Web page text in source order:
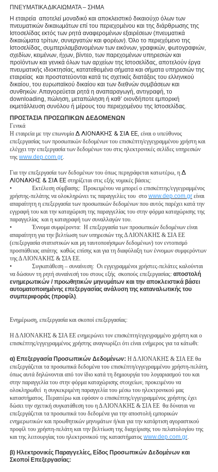
ΠΝΕΥΜΑΤΙΚΑ ΔΙΚΑΙΩΜΑΤΑ – ΣΗΜΑ
Η εταιρεία αποτελεί μοναδικό και αποκλειστικό δικαιούχο όλων των
πνευματικών δικαιωμάτων επί του περιεχομένου και της διάρθρωσης της
Ιστοσελίδας εκτός των ρητά αναφερομένων εξαιρέσεων (πνευματικά
δικαιώματα τρίτων, συνεργατών και φορέων). Όλο το περιεχόμενο της
Ιστοσελίδας, συμπεριλαμβανομένων των εικόνων, γραφικών, φωτογραφιών,
σχεδίων, κειμένων, ήχων, βίντεο, των παρεχομένων υπηρεσιών και
προϊόντων και γενικά όλων των αρχείων της Ιστοσελίδας, αποτελούν έργα
πνευματικής ιδιοκτησίας, κατατεθειμένα σήματα και σήματα υπηρεσιών της
εταιρείας και προστατεύονται κατά τις σχετικές διατάξεις του ελληνικού
δικαίου, του ευρωπαϊκού δικαίου και των διεθνών συμβάσεων και
συνθηκών. Απαγορεύεται ρητά η αναπαραγωγή, αντιγραφή, το
downloading, πώληση, μεταπώληση ή καθ’ οιονδήποτε εμπορική
εκμετάλλευση συνόλου ή μέρους του περιεχομένου της Ιστοσελίδας.
ΠΡΟΣΤΑΣΙΑ ΠΡΟΣΩΠΙΚΩΝ ΔΕΔΟΜΕΝΩΝ
Γενικά
H εταιρεία με την επωνυμία Δ ΛΙΟΝΑΚΗΣ & ΣΙΑ ΕΕ , είναι ο υπεύθυνος
επεξεργασίας των προσωπικών δεδομένων του επισκέπτη/εγγεγραμμένου χρήστη και
ελέγχει την επεξεργασία των δεδομένων του στις ηλεκτρονικές σελίδες υπηρεσιών
της www.dep.com.gr
Για την επεξεργασία των δεδομένων του όπως περιγράφεται κατωτέρω, η Δ
ΛΙΟΝΑΚΗΣ & ΣΙΑ ΕΕ στηρίζεται στις εξής νομικές βάσεις:
•
Εκτέλεση σύμβασης: Προκειμένου να μπορεί ο επισκέπτης/εγγεγραμμένος
χρήστης-πελάτης να ολοκληρώνει τις παραγγελίες του στο www.dep.com.gr είναι
απαραίτητη η επεξεργασία των προσωπικών δεδομένων που αυτός παρέχει κατά την
εγγραφή του και την καταχώριση της παραγγελίας του στην φόρμα καταχώρισης της
παραγγελίας και η καταγραφή των συναλλαγών του.
•
Έννομα συμφέροντα: Η επεξεργασία των προσωπικών δεδομένων είναι
απαραίτητη για την βελτίωση των υπηρεσιών της Δ ΛΙΟΝΑΚΗΣ & ΣΙΑ ΕΕ
(επεξεργασία στατιστικών και μη ταυτοποιήσιμων δεδομένων) τον εντοπισμό
προσπάθειας απάτης καθώς επίσης και για τη διαφύλαξη των έννομων συμφερόντων
της Δ ΛΙΟΝΑΚΗΣ & ΣΙΑ ΕΕ.
•
Συγκατάθεση – συναίνεση: Οι εγγεγραμμένοι χρήστες-πελάτες καλούνται
να δώσουν τη ρητή συναίνεσή του στους εξής σκοπούς επεξεργασίας: αποστολή
ενημερωτικών / προωθητικών μηνυμάτων και την αποκλειστικά βάσει
αυτοματοποιημένης επεξεργασίας ανάλυση της καταναλωτικής του
συμπεριφοράς (προφίλ)
Ενημέρωση, επεξεργασία και σκοποί επεξεργασίας:
Η Δ ΛΙΟΝΑΚΗΣ & ΣΙΑ ΕΕ ενημερώνει τον επισκέπτη/εγγεγραμμένο χρήστη και ο
επισκέπτης/εγγεγραμμένος χρήστης αναγνωρίζει ότι είναι ενήμερος για τα κάτωθι:
α) Επεξεργασία Προσωπικών Δεδομένων: Η Δ ΛΙΟΝΑΚΗΣ & ΣΙΑ ΕΕ θα
επεξεργάζεται τα προσωπικά δεδομένα του επισκέπτη/εγγεγραμμένου χρήστη-πελάτη,
όπως αυτά δηλώνονται από τον ίδιο κατά τη δημιουργία του λογαριασμού του και
στην παραγγελία του στην φόρμα καταχώρισης στοιχείων, προκειμένου να
ολοκληρωθεί η συγκεκριμένη παραγγελία του μέσω του ηλεκτρονικού μας
καταστήματος. Περαιτέρω και εφόσον ο επισκέπτης/εγγεγραμμένος χρήστης έχει
δώσει την σχετική συγκατάθεση του η Δ ΛΙΟΝΑΚΗΣ & ΣΙΑ ΕΕ θα δύναται να
επεξεργάζεται τα προσωπικά του δεδομένα για την αποστολή εμπορικών
ενημερωτικών και προωθητικών μηνυμάτων ή/και για την κατάρτιση αγοραστικού
προφίλ του χρήστη-πελάτη και την βελτίωση της διαχείρισης του πελατολογίου της
και της λειτουργίας του ηλεκτρονικού της καταστήματος www.dep.com.gr
β) Ηλεκτρονικές Παραγγελίες, Είδος Προσωπικών Δεδομένων και
Σκοποί Επεξεργασίας: